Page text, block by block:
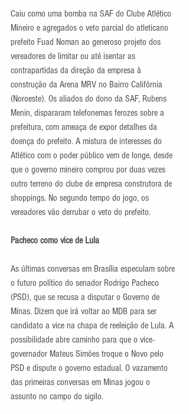
Caiu como uma bomba na SAF do Clube Atlético
Mineiro e agregados o veto parcial do atleticano
prefeito Fuad Noman ao generoso projeto dos
vereadores de limitar ou até isentar as
contrapartidas da direção da empresa à
construção da Arena MRV no Bairro Califórnia
(Noroeste). Os aliados do dono da SAF, Rubens
Menin, dispararam telefonemas ferozes sobre a
prefeitura, com ameaça de expor detalhes da
doença do prefeito. A mistura de interesses do
Atlético com o poder público vem de longe, desde
que o governo mineiro comprou por duas vezes
outro terreno do clube de empresa construtora de
shoppings. No segundo tempo do jogo, os
vereadores vão derrubar o veto do prefeito.
Pacheco como vice de Lula
As últimas conversas em Brasília especulam sobre
o futuro político do senador Rodrigo Pacheco
(PSD), que se recusa a disputar o Governo de
Minas. Dizem que irá voltar ao MDB para ser
candidato a vice na chapa de reeleição de Lula. A
possibilidade abre caminho para que o vice-
governador Mateus Simões troque o Novo pelo
PSD e dispute o governo estadual. O vazamento
das primeiras conversas em Minas jogou o
assunto no campo do sigilo.